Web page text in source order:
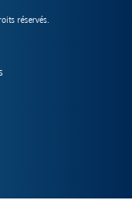
réservés.